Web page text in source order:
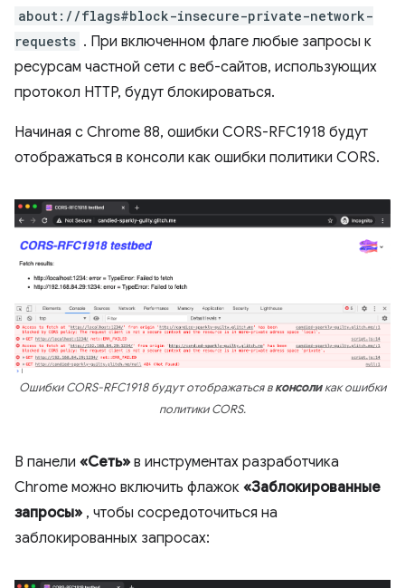
about://flags#block-insecure-private-network-
requests . При включенном флаге любые запросы к
ресурсам частной сети с веб-сайтов, использующих
протокол HTTP, будут блокироваться.
Начиная с Chrome 88, ошибки CORS-RFC1918 будут
отображаться в консоли как ошибки политики CORS.
Ошибки CORS-RFC1918 будут отображаться вконсоликак ошибки
политики CORS.
В панели «Сеть» в инструментах разработчика
Chrome можно включить флажок «Заблокированные
запросы» , чтобы сосредоточиться на
заблокированных запросах: